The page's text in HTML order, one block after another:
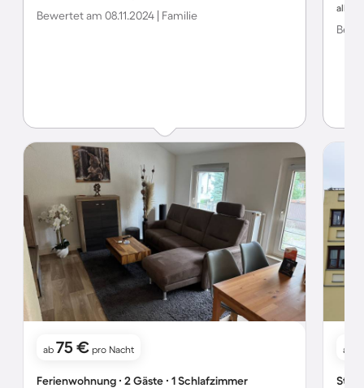
Bewertet am 08.11.2024 | Familie
ab 75 € pro Nacht
Ferienwohnung ∙ 2 Gäste ∙ 1 Schlafzimmer
alles
ab